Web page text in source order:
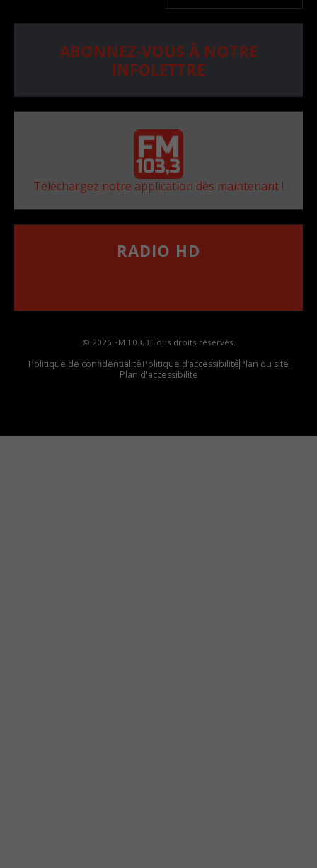
ABONNEZ-VOUS À NOTRE
INFOLETTRE
Téléchargez notre application dès maintenant !
RADIO HD
© 2026 FM 103,3 Tous droits réservés.
Politique de confidentialitéPolitique d’accessibilitéPlan du site
Plan d'accessibilite